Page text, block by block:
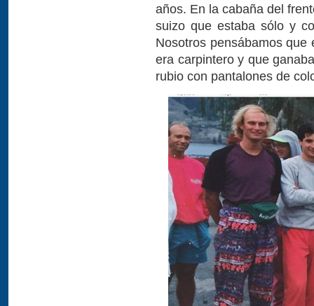
años. En la cabaña del
suizo que estaba sólo y
Nosotros pensábamos
era carpintero y que
rubio con pantalones de